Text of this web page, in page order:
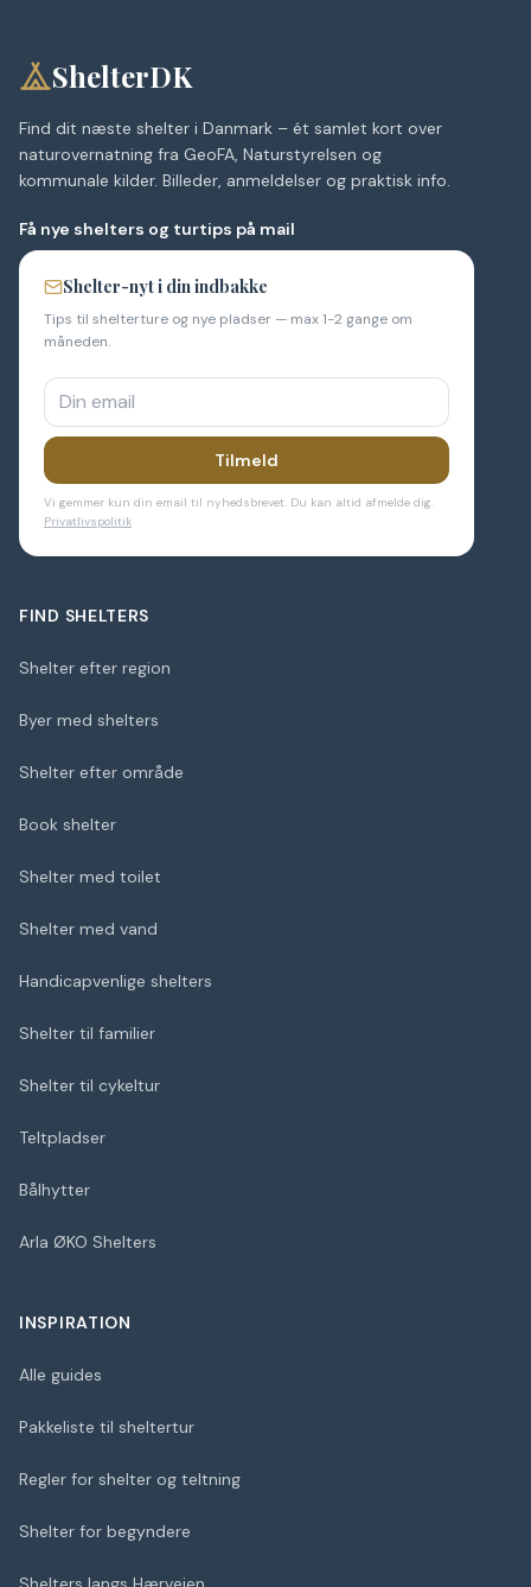
ShelterDK
Find dit næste shelter i Danmark – ét samlet kort over
naturovernatning fra GeoFA, Naturstyrelsen og
kommunale kilder. Billeder, anmeldelser og praktisk info.
Få nye shelters og turtips på mail
Shelter-nyt i din indbakke
Tips til shelterture og nye pladser — max 1-2 gange om
måneden.
Tilmeld
Vi gemmer kun din email til nyhedsbrevet. Du kan altid afmelde dig.
Privatlivspolitik
FIND SHELTERS
Shelter efter region
Byer med shelters
Shelter efter område
Book shelter
Shelter med toilet
Shelter med vand
Handicapvenlige shelters
Shelter til familier
Shelter til cykeltur
Teltpladser
Bålhytter
Arla ØKO Shelters
INSPIRATION
Alle guides
Pakkeliste til sheltertur
Regler for shelter og teltning
Shelter for begyndere